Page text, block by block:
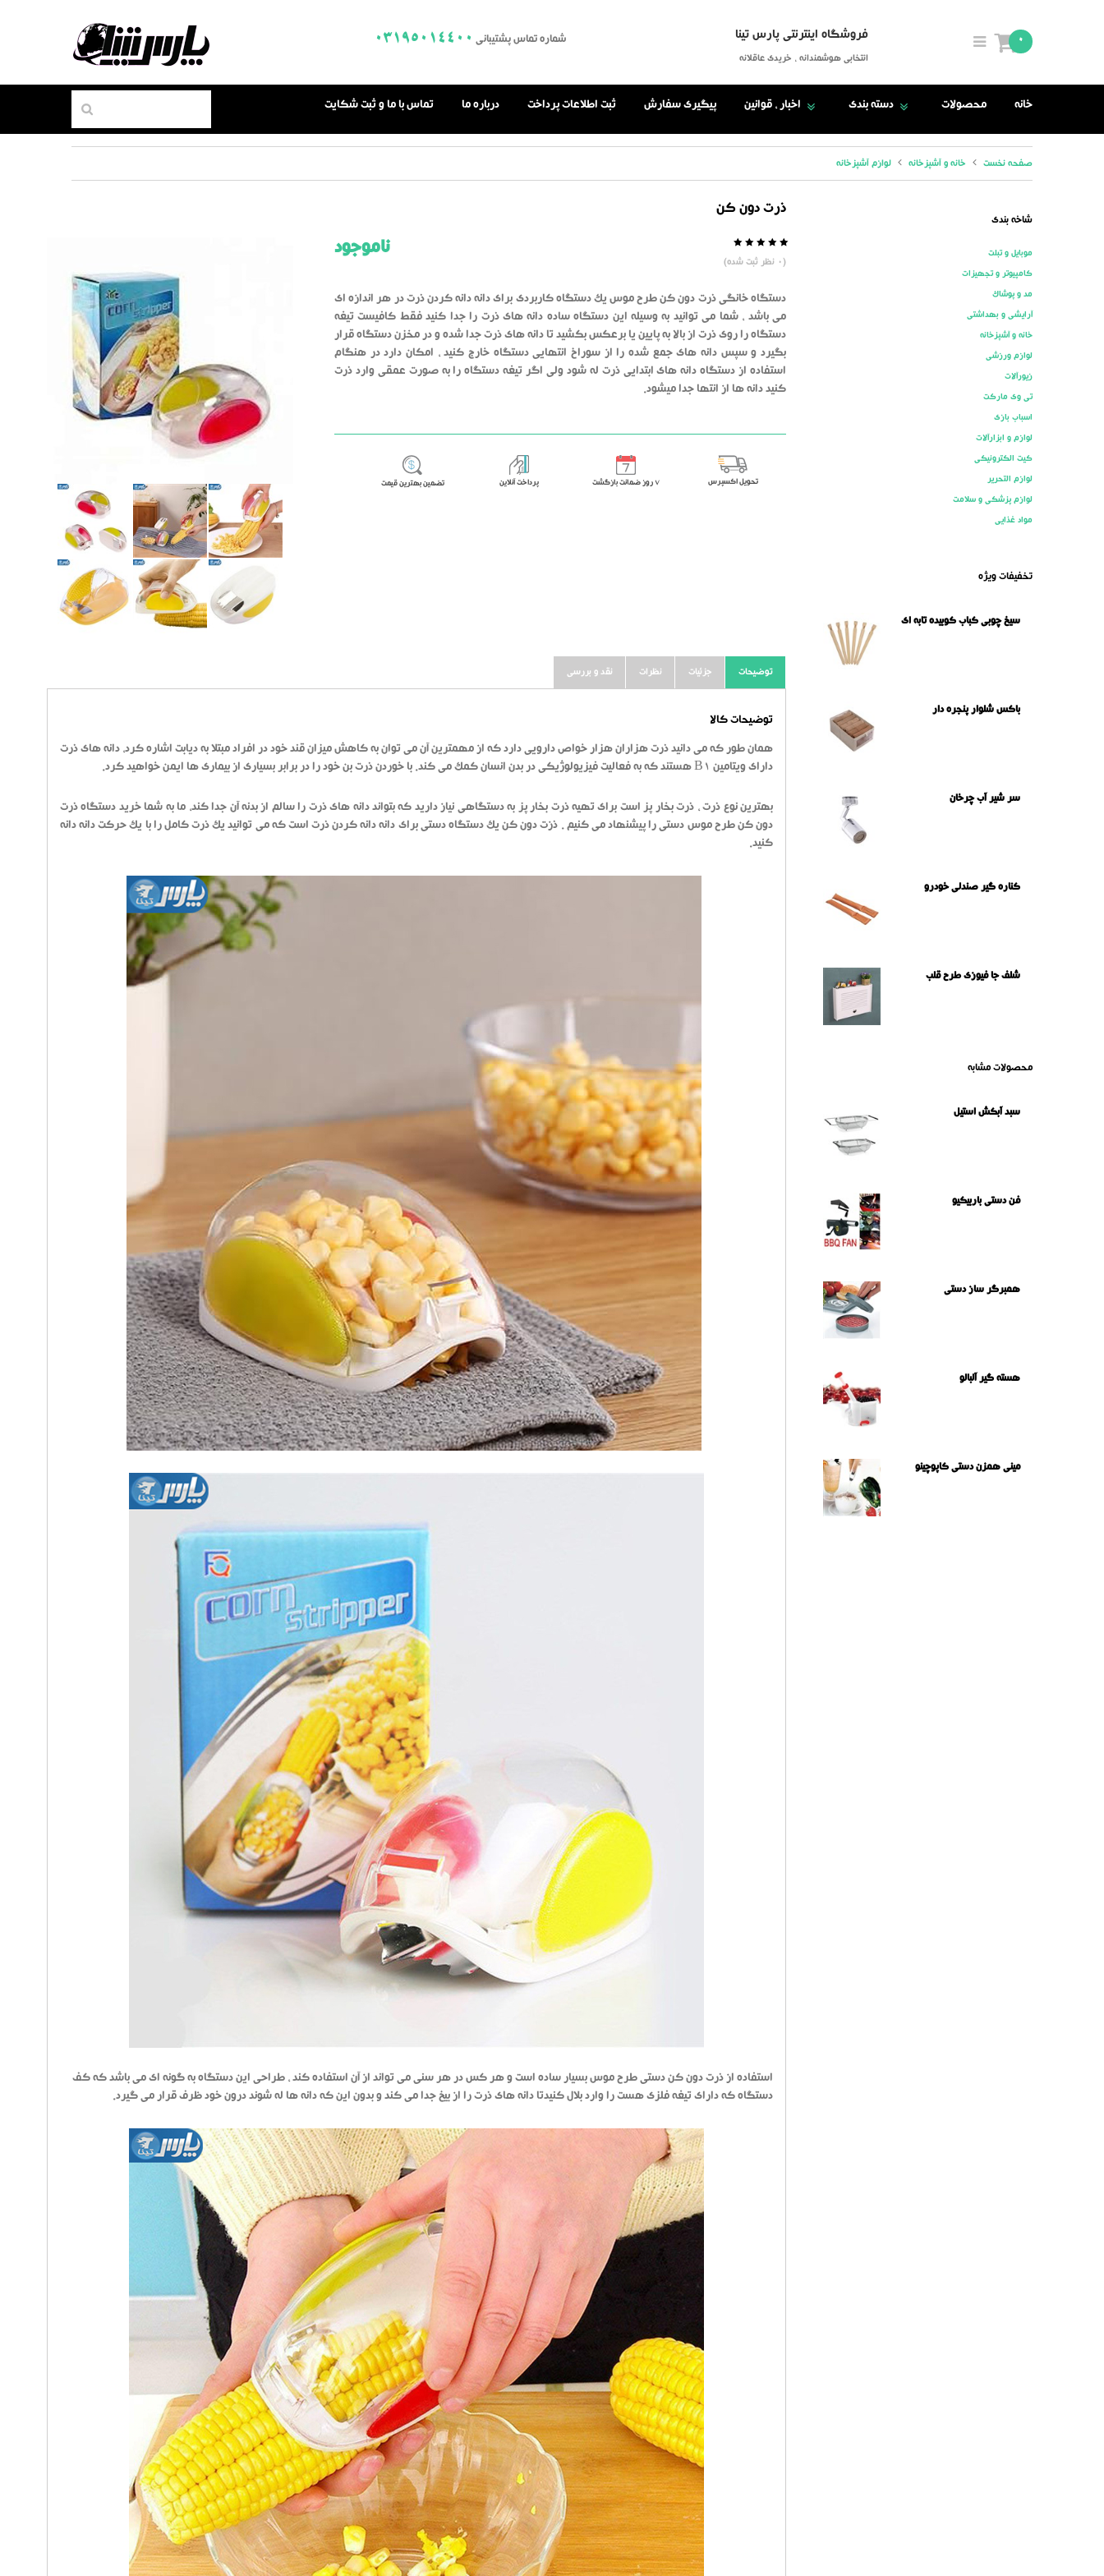
03195014400 شماره تماس پشتیبانی فروشگاه اینترنتی پارس تینا
انتخابی هوشمندانه ، خریدی عاقلانه
0
خانه محصولات دسته بندی اخبار ، قوانین پیگیری سفارش ثبت اطلاعات پرداخت درباره ما تماس با ما و ثبت شکایت
صفحه نخست خانه و آشپزخانه لوازم آشپزخانه
ذرت دون کن
از
50
رای
دهنده
(
0 نظر ثبت شده)
ناموجود
دستگاه خانگی ذرت دون کن طرح موس یک دستگاه کاربردی برای دانه دانه کردن ذرت در هر اندازه ای
می باشد ، شما می توانید به وسیله این دستگاه ساده دانه های ذرت را جدا کنید فقط کافیست تیغه
دستگاه را روی ذرت از بالا به پایین یا برعکس بکشید تا دانه های ذرت جدا شده و در مخزن دستگاه قرار
بگیرد و سپس دانه های جمع شده را از سوراخ انتهایی دستگاه خارج کنید ، امکان دارد در هنگام
استفاده از دستگاه دانه های ابتدایی ذرت له شود ولی اگر تیغه دستگاه را به صورت عمقی وارد ذرت
کنید دانه ها از انتها جدا میشود.
تحویل اکسپرس ٧ روز ضمانت بازگشت پرداخت آنلاین تضمین بهترین قیمت
توضیحات جزئیات نظرات نقد و بررسی
توضیحات کالا
همان طور که می دانید ذرت هزاران هزار خواص دارویی دارد که از مهمترین آن می توان به کاهش میزان قند خود در افراد مبتلا به دیابت اشاره کرد، دانه های ذرت
دارای ویتامین B1 هستند که به فعالیت فیزیولوژیکی در بدن انسان کمک می کند. با خوردن ذرت بن خود را در برابر بسیاری از بیماری ها ایمن خواهید کرد.
بهترین نوع ذرت ، ذرت بخار پز است برای تهیه ذرت بخار پز به دستگاهی نیاز دارید که بتواند دانه های ذرت را سالم از بدنه آن جدا کند، ما به شما خرید دستگاه ذرت
دون کن طرح موس دستی را پیشنهاد می کنیم . ذزت دون کن یک دستگاه دستی برای دانه دانه کردن ذرت است که می توانید یک ذرت کامل را با یک حرکت دانه دانه
کنید.
استفاده از ذرت دون کن دستی طرح موس بسیار ساده است و هر کس در هر سنی می تواند از آن استفاده کند ، طراحی این دستگاه به گونه ای می باشد که کف
دستگاه که دارای تیغه فلزی هست را وارد بلال کنیدتا دانه های ذرت را از بیخ جدا می کند و بدون این که دانه ها له شوند درون خود ظرف قرار می گیرد.
شاخه بندی
موبایل و تبلت
کامپیوتر و تجهیزات
مد و پوشاک
آرایشی و بهداشتی
خانه و آشپزخانه
لوازم ورزشی
زیورآلات
تی وی مارکت
اسباب بازی
لوازم و ابزارآلات
کیت الکترونیکی
لوازم التحریر
لوازم پزشکی و سلامت
مواد غذایی
تخفیفات ویژه
سیخ چوبی کباب کوبیده تابه ای
باکس شلوار پنجره دار
سر شیر آب چرخان
کناره گیر صندلی خودرو
شلف جا فیوزی طرح قلب
محصولات مشابه
سبد آبکش استیل
فن دستی باربیکیو
همبرگر ساز دستی
هسته گیر آلبالو
مینی همزن دستی کاپوچینو